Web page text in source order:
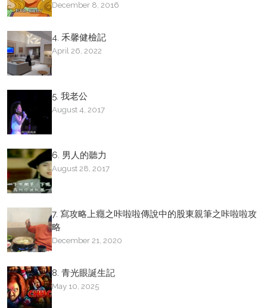
December 8, 2016
4. 禾馨健檢記
April 26, 2022
5. 我老公
August 4, 2017
6. 男人的聽力
August 28, 2017
7. 寫攻略上癮之咔啦啦傳說中的股東親筆之咔啦啦攻
略
December 21, 2020
8. 青光眼誕生記
May 10, 2025